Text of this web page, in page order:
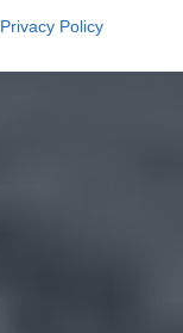
Privacy Policy